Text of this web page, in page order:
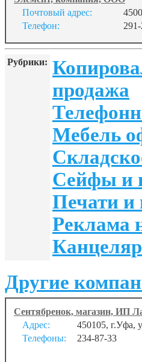
Почтовый адрес:
Телефон:
Рубрики:
продажа
Мебель
Сейфы и
Печати
Реклама
Другие
Сентябренок, магазин, ИП
Адрес:
450105, г.Уфа,
Телефоны:
234-87-33